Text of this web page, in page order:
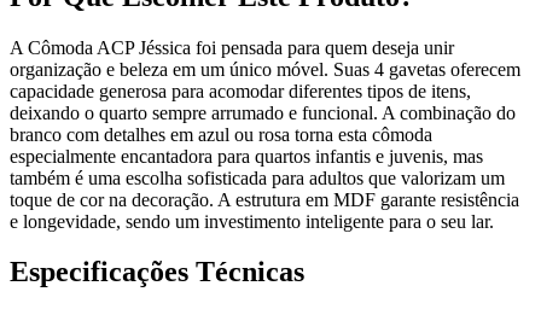
A Cômoda ACP Jéssica foi pensada para quem deseja unir
organização e beleza em um único móvel. Suas 4 gavetas oferecem
capacidade generosa para acomodar diferentes tipos de itens,
deixando o quarto sempre arrumado e funcional. A combinação do
branco com detalhes em azul ou rosa torna esta cômoda
especialmente encantadora para quartos infantis e juvenis, mas
também é uma escolha sofisticada para adultos que valorizam um
toque de cor na decoração. A estrutura em MDF garante resistência
e longevidade, sendo um investimento inteligente para o seu lar.
Especificações Técnicas